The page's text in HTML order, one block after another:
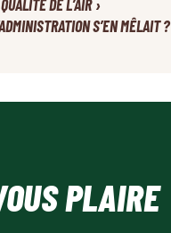
DE L’AIR›
S’EN MÊLAIT ?
PLAIRE